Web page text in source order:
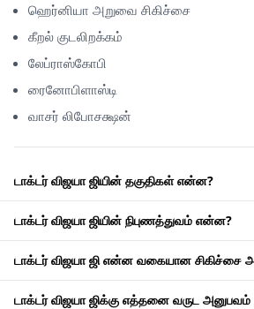
ஹெர்னியா அறுவை சிகிச்சை
கீறல் குடலிறக்கம்
லேப்ராஸ்கோபி
ரைனோபிளாஸ்டி
வாசர் லிபோசக்ஷன்
டாக்டர் விஜயா ஜியின் தகுதிகள் என்ன?
டாக்டர் விஜயா ஜியின் நிபுணத்துவம் என்ன?
டாக்டர் விஜயா ஜி என்ன வகையான சிகிச்சை
டாக்டர் விஜயா ஜிக்கு எத்தனை வருட அனுபவம்